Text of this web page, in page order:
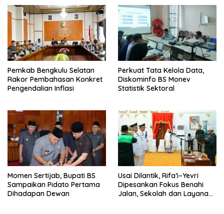
Pemkab Bengkulu Selatan
Rakor Pembahasan Konkret
Pengendalian Inflasi
Perkuat Tata Kelola Data,
Diskominfo BS Monev
Statistik Sektoral
Momen Sertijab, Bupati BS
Sampaikan Pidato Pertama
Dihadapan Dewan
Usai Dilantik, Rifa’i–Yevri
Dipesankan Fokus Benahi
Jalan, Sekolah dan Layanan